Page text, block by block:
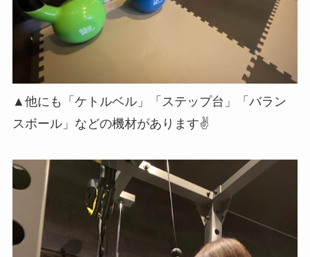
▲他にも「ケトルベル」「ステップ台」「バラン
スボール」などの機材があります✌️